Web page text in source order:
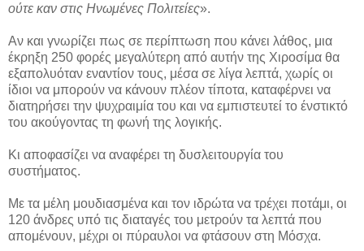
ούτε καν στις Ηνωμένες Πολιτείες».
Αν και γνωρίζει πως σε περίπτωση που κάνει λάθος, μια
έκρηξη 250 φορές μεγαλύτερη από αυτήν της Χιροσίμα θα
εξαπολυόταν εναντίον τους, μέσα σε λίγα λεπτά, χωρίς οι
ίδιοι να μπορούν να κάνουν πλέον τίποτα, καταφέρνει να
διατηρήσει την ψυχραιμία του και να εμπιστευτεί το ένστικτό
του ακούγοντας τη φωνή της λογικής.
Κι αποφασίζει να αναφέρει τη δυσλειτουργία του
συστήματος.
Με τα μέλη μουδιασμένα και τον ιδρώτα να τρέχει ποτάμι, οι
120 άνδρες υπό τις διαταγές του μετρούν τα λεπτά που
απομένουν, μέχρι οι πύραυλοι να φτάσουν στη Μόσχα.